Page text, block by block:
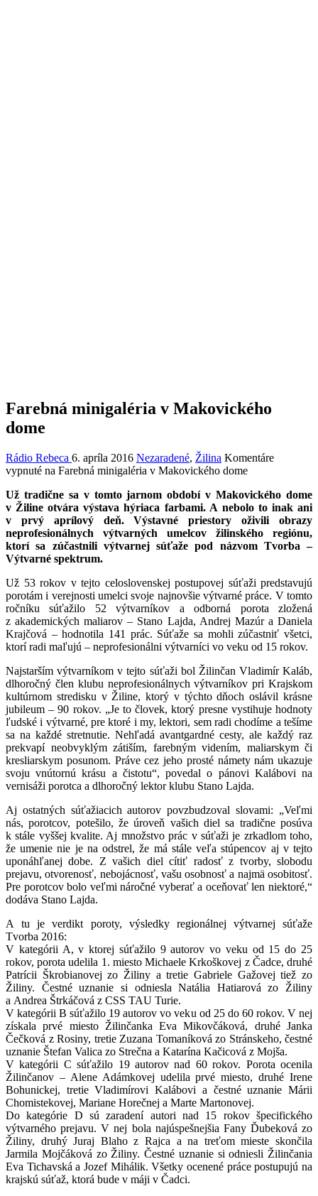
Farebná minigaléria v Makovického
dome
Rádio Rebeca 6. apríla 2016 Nezaradené, Žilina Komentáre
vypnuté na Farebná minigaléria v Makovického dome
Už tradične sa v tomto jarnom období v Makovického dome
v Žiline otvára výstava hýriaca farbami. A nebolo to inak ani
v prvý aprílový deň. Výstavné priestory oživili obrazy
neprofesionálnych výtvarných umelcov žilinského regiónu,
ktorí sa zúčastnili výtvarnej súťaže pod názvom Tvorba –
Výtvarné spektrum.
Už 53 rokov v tejto celoslovenskej postupovej súťaži predstavujú
porotám i verejnosti umelci svoje najnovšie výtvarné práce. V tomto
ročníku súťažilo 52 výtvarníkov a odborná porota zložená
z akademických maliarov – Stano Lajda, Andrej Mazúr a Daniela
Krajčová – hodnotila 141 prác. Súťaže sa mohli zúčastniť všetci,
ktorí radi maľujú – neprofesionálni výtvarníci vo veku od 15 rokov.
Najstarším výtvarníkom v tejto súťaži bol Žilinčan Vladimír Kaláb,
dlhoročný člen klubu neprofesionálnych výtvarníkov pri Krajskom
kultúrnom stredisku v Žiline, ktorý v týchto dňoch oslávil krásne
jubileum – 90 rokov. „Je to človek, ktorý presne vystihuje hodnoty
ľudské i výtvarné, pre ktoré i my, lektori, sem radi chodíme a tešíme
sa na každé stretnutie. Nehľadá avantgardné cesty, ale každý raz
prekvapí neobvyklým zátiším, farebným videním, maliarskym či
kresliarskym posunom. Práve cez jeho prosté námety nám ukazuje
svoju vnútornú krásu a čistotu“, povedal o pánovi Kalábovi na
vernisáži porotca a dlhoročný lektor klubu Stano Lajda.
Aj ostatných súťažiacich autorov povzbudzoval slovami: „Veľmi
nás, porotcov, potešilo, že úroveň vašich diel sa tradične posúva
k stále vyššej kvalite. Aj množstvo prác v súťaži je zrkadlom toho,
že umenie nie je na odstrel, že má stále veľa stúpencov aj v tejto
uponáhľanej dobe. Z vašich diel cítiť radosť z tvorby, slobodu
prejavu, otvorenosť, nebojácnosť, vašu osobnosť a najmä osobitosť.
Pre porotcov bolo veľmi náročné vyberať a oceňovať len niektoré,“
dodáva Stano Lajda.
A tu je verdikt poroty, výsledky regionálnej výtvarnej súťaže
Tvorba 2016:
V kategórii A, v ktorej súťažilo 9 autorov vo veku od 15 do 25
rokov, porota udelila 1. miesto Michaele Krkoškovej z Čadce, druhé
Patrícii Škrobianovej zo Žiliny a tretie Gabriele Gažovej tiež zo
Žiliny. Čestné uznanie si odniesla Natália Hatiarová zo Žiliny
a Andrea Štrkáčová z CSS TAU Turie.
V kategórii B súťažilo 19 autorov vo veku od 25 do 60 rokov. V nej
získala prvé miesto Žilinčanka Eva Mikovčáková, druhé Janka
Čečková z Rosiny, tretie Zuzana Tomaníková zo Stránskeho, čestné
uznanie Štefan Valica zo Strečna a Katarína Kačicová z Mojša.
V kategórii C súťažilo 19 autorov nad 60 rokov. Porota ocenila
Žilinčanov – Alene Adámkovej udelila prvé miesto, druhé Irene
Bohunickej, tretie Vladimírovi Kalábovi a čestné uznanie Márii
Chomistekovej, Mariane Horečnej a Marte Martonovej.
Do kategórie D sú zaradení autori nad 15 rokov špecifického
výtvarného prejavu. V nej bola najúspešnejšia Fany Ďubeková zo
Žiliny, druhý Juraj Blaho z Rajca a na treťom mieste skončila
Jarmila Mojčáková zo Žiliny. Čestné uznanie si odniesli Žilinčania
Eva Tichavská a Jozef Mihálik. Všetky ocenené práce postupujú na
krajskú súťaž, ktorá bude v máji v Čadci.